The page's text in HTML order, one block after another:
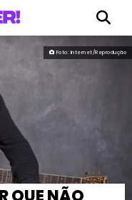
Foto: Internet/Reprodução